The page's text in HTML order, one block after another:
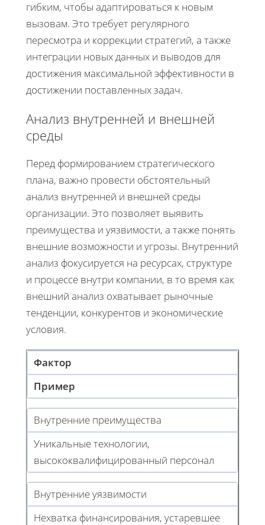
гибким, чтобы адаптироваться к новым
вызовам. Это требует регулярного
пересмотра и коррекции стратегий, а также
интеграции новых данных и выводов для
достижения максимальной эффективности в
достижении поставленных задач.
Анализ внутренней и внешней
среды
Перед формированием стратегического
плана, важно провести обстоятельный
анализ внутренней и внешней среды
организации. Это позволяет выявить
преимущества и уязвимости, а также понять
внешние возможности и угрозы. Внутренний
анализ фокусируется на ресурсах, структуре
и процессе внутри компании, в то время как
внешний анализ охватывает рыночные
тенденции, конкурентов и экономические
условия.
Фактор
Пример
Внутренние преимущества
Уникальные технологии,
высококвалифицированный персонал
Внутренние уязвимости
Нехватка финансирования, устаревшее